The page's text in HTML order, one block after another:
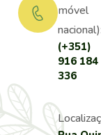
(+351)
916 184
336
móvel